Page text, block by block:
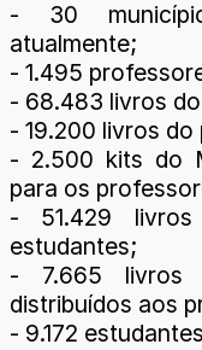
- 30
atualmente;
- 1.495
- 68.483 livros
- 19.200 livros
- 2.500 kits do
para os
- 51.429
estudantes;
- 7.665 livros
distribuídos aos
- 9.172